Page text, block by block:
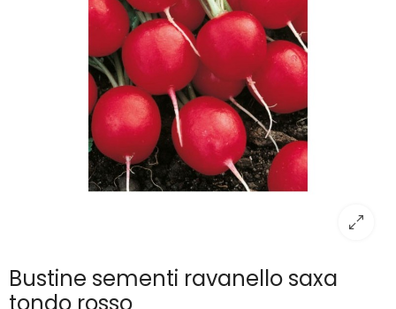
Bustine sementi ravanello saxa